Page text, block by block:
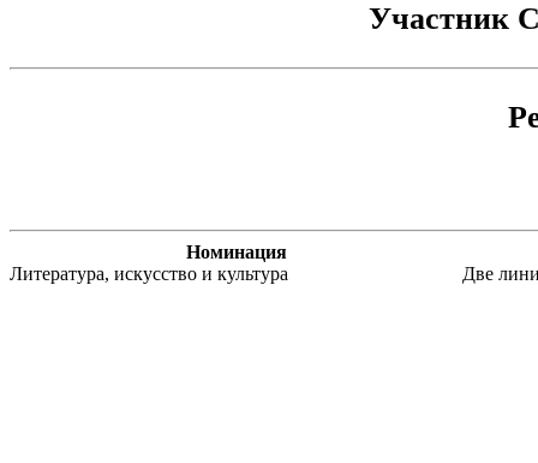
Участник
Номинация
Литература, искусство и культура
Две